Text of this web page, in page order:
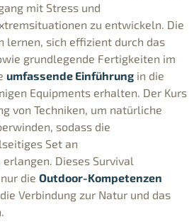
mit Stress und
zu entwickeln. Die
lernen, sich effizient durch das
grundlegende Fertigkeiten im
umfassende Einführung in die
Equipments erhalten. Der Kurs
von Techniken, um natürliche
sodass die
Set an
erlangen. Dieses Survival
die Outdoor-Kompetenzen
Verbindung zur Natur und das